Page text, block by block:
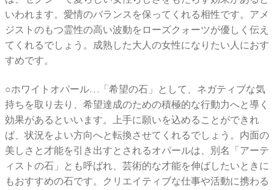
いわれます。愛情のバランスを保ってくれる相性です。アメ
ジストのもつ霊性の高い波動をローズクォーツが優しく伝え
てくれるでしょう。成熟した大人の女性になりたい人におす
すめです。
○ホワイトオパール…「希望の石」として、ネガティブな気
持ちを取り去り、希望達成のための積極的な行動力へと導く
効果があるといいます。上手に願いを込めることができれ
ば、状況をよい方向へと転換させてくれるでしょう。内面の
美しさと才能を引き出すとされるオパールは、別名「アーテ
ィストの石」とも呼ばれ、芸術的な才能を伸ばしたいときに
もおすすめの石です。クリエイティブな仕事や活動に携わる